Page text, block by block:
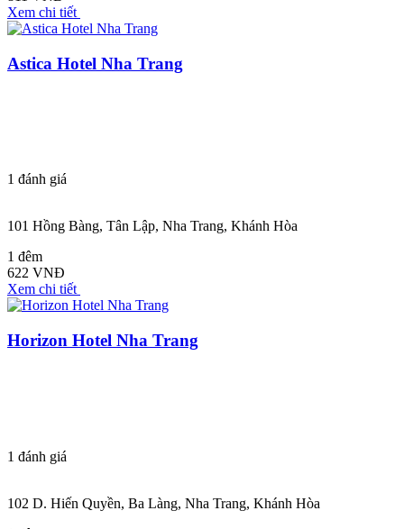
Xem chi tiết
Astica Hotel Nha Trang
1 đánh giá
101 Hồng Bàng, Tân Lập, Nha Trang, Khánh Hòa
1 đêm
622 VNĐ
Xem chi tiết
Horizon Hotel Nha Trang
1 đánh giá
102 D. Hiến Quyền, Ba Làng, Nha Trang, Khánh Hòa